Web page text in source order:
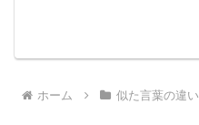
ホーム 似た言葉の違い